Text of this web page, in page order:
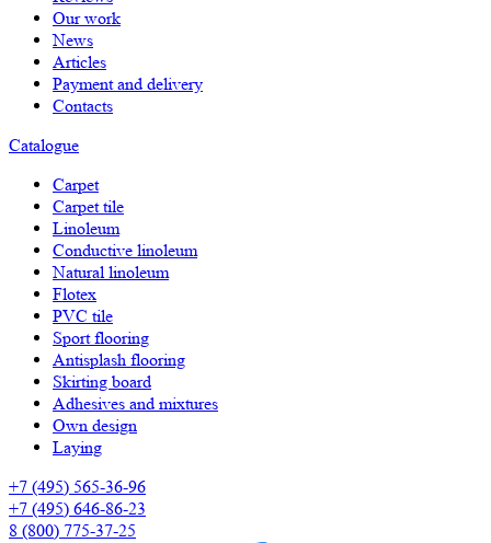
Our work
News
Articles
Payment and delivery
Contacts
Catalogue
Carpet
Carpet tile
Linoleum
Сonductive linoleum
Natural linoleum
Flotex
PVC tile
Sport flooring
Antisplash flooring
Skirting board
Adhesives and mixtures
Own design
Laying
+7 (495) 565-36-96
+7 (495) 646-86-23
8 (800) 775-37-25